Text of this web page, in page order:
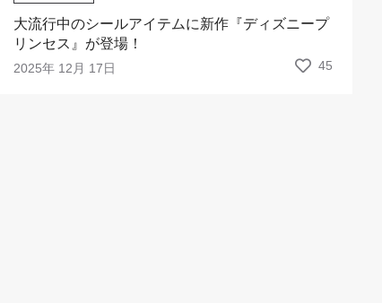
大流行中のシールアイテムに新作『ディズニープ
リンセス』が登場！
2025年 12月 17日 45